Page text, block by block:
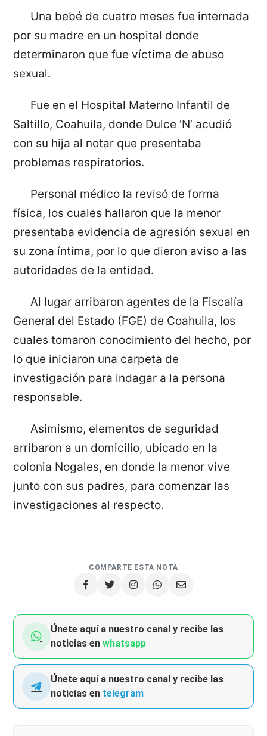
Una bebé de cuatro meses fue internada
por su madre en un hospital donde
determinaron que fue víctima de abuso
sexual.
Fue en el Hospital Materno Infantil de
Saltillo, Coahuila, donde Dulce ‘N’ acudió
con su hija al notar que presentaba
problemas respiratorios.
Personal médico la revisó de forma
física, los cuales hallaron que la menor
presentaba evidencia de agresión sexual en
su zona íntima, por lo que dieron aviso a las
autoridades de la entidad.
Al lugar arribaron agentes de la Fiscalía
General del Estado (FGE) de Coahuila, los
cuales tomaron conocimiento del hecho, por
lo que iniciaron una carpeta de
investigación para indagar a la persona
responsable.
Asimismo, elementos de seguridad
arribaron a un domicilio, ubicado en la
colonia Nogales, en donde la menor vive
junto con sus padres, para comenzar las
investigaciones al respecto.
COMPARTE ESTA NOTA
Únete aquí a nuestro canal y recibe las
noticias enwhatsapp
Únete aquí a nuestro canal y recibe las
noticias en telegram